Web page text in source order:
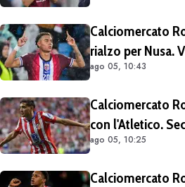
Calciomercato
rialzo per Nusa.
per Fofana
ago 05, 10:43
Calciomercato
con l'Atletico.
Liga per gol e
ago 05, 10:25
Calciomercato